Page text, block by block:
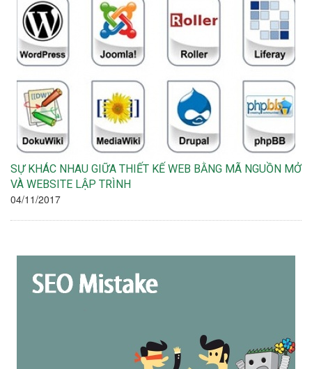
SỰ KHÁC NHAU GIỮA THIẾT KẾ WEB BẰNG MÃ NGUỒN MỞ
VÀ WEBSITE LẬP TRÌNH
04/11/2017